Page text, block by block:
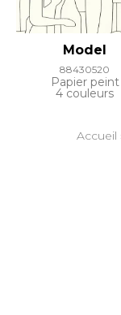
Model
88430520
Papier peint
4 couleurs
Accueil